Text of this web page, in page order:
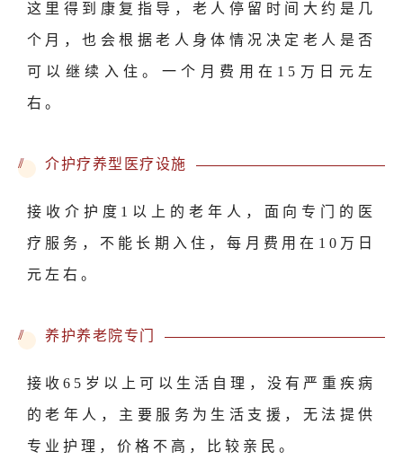
这里得到康复指导，老人停留时间大约是几
个月，也会根据老人身体情况决定老人是否
可以继续入住。一个月费用在15万日元左
右。
// 介护疗养型医疗设施
接收介护度1以上的老年人，面向专门的医
疗服务，不能长期入住，每月费用在10万日
元左右。
// 养护养老院专门
接收65岁以上可以生活自理，没有严重疾病
的老年人，主要服务为生活支援，无法提供
专业护理，价格不高，比较亲民。